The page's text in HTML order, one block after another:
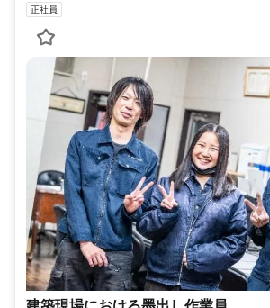
正社員